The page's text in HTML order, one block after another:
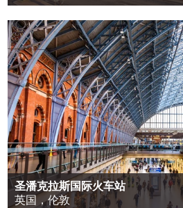
圣潘克拉斯国际火车站
英国，伦敦